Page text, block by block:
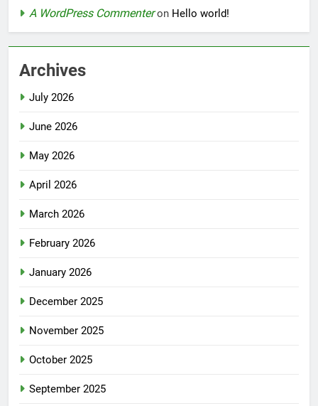
A WordPress Commenteron Hello world!
Archives
July 2026
June 2026
May 2026
April 2026
March 2026
February 2026
January 2026
December 2025
November 2025
October 2025
September 2025